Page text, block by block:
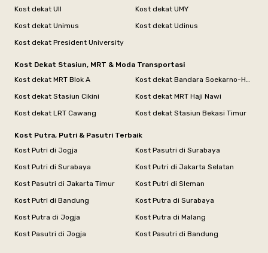
Kost dekat UII
Kost dekat UMY
Kost dekat Unimus
Kost dekat Udinus
Kost dekat President University
Kost Dekat Stasiun, MRT & Moda Transportasi
Kost dekat MRT Blok A
Kost dekat Bandara Soekarno-Hatta
Kost dekat Stasiun Cikini
Kost dekat MRT Haji Nawi
Kost dekat LRT Cawang
Kost dekat Stasiun Bekasi Timur
Kost Putra, Putri & Pasutri Terbaik
Kost Putri di Jogja
Kost Pasutri di Surabaya
Kost Putri di Surabaya
Kost Putri di Jakarta Selatan
Kost Pasutri di Jakarta Timur
Kost Putri di Sleman
Kost Putri di Bandung
Kost Putra di Surabaya
Kost Putra di Jogja
Kost Putra di Malang
Kost Pasutri di Jogja
Kost Pasutri di Bandung